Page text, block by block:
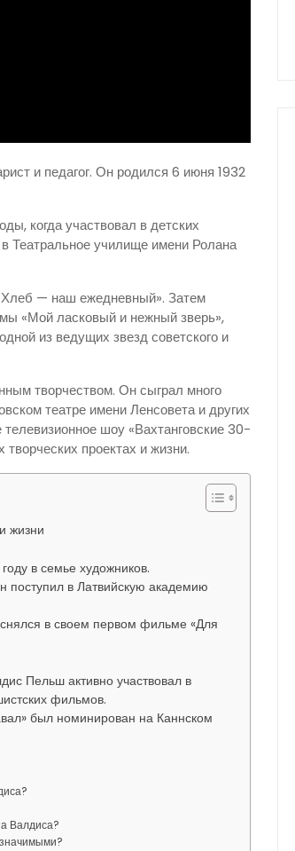
и педагог. Он родился 6 июня 1932
когда участвовал в детских
Театральное училище имени Ролана
— наш ежедневный». Затем
«Мой ласковый и нежный зверь»,
из ведущих звезд советского и
творчеством. Он сыграл много
театре имени Ленсовета и других
шоу «Вахтанговские 30-
проектах и жизни.
жизни
в семье художников.
поступил в Латвийскую академию
в своем первом фильме «Для
Пельш активно участвовал в
фильмов.
был номинирован на Каннском
Валдиса?